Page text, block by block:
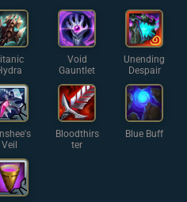
Coat
Void
Gauntlet
Unending
Despair
Veil
Bloodthirs
ter
Blue Buff